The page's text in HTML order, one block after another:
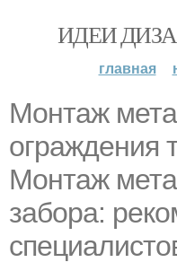
ИДЕИ
главная
Монтаж
ограждения
Монтаж
забора: